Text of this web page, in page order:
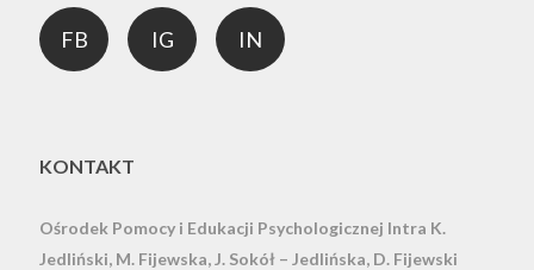
FB IG IN
KONTAKT
Ośrodek Pomocy i Edukacji Psychologicznej Intra K.
Jedliński, M. Fijewska, J. Sokół – Jedlińska, D. Fijewski